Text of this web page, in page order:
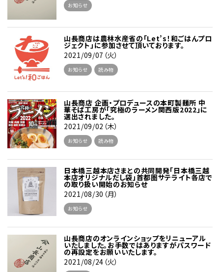
お知らせ
山長商店は農林水産省の「Let’s！和ごはんプロ
ジェクト」に参加させて頂いております。
2021/09/07（火）
お知らせ 読み物
山長商店 企画・プロデュースの本町製麺所 中
華そば工房が「究極のラーメン関西版2022」に
選出されました。
2021/09/02（木）
お知らせ 読み物
日本橋三越本店さまとの共同開発「日本橋三越
本店オリジナルだし袋」首都圏サテライト各店で
の取り扱い開始のお知らせ
2021/08/30（月）
お知らせ
山長商店のオンラインショップをリニューアル
いたしました。お手数ではありますがパスワード
の再設定をお願いいたします。
2021/08/24（火）